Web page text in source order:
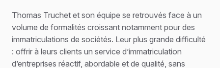
Thomas Truchet et son équipe se retrouvés face à un
volume de formalités croissant notamment pour des
immatriculations de sociétés. Leur plus grande difficulté
: offrir à leurs clients un service d’immatriculation
d’entreprises réactif, abordable et de qualité, sans